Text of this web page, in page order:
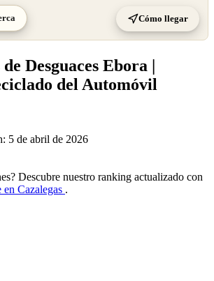
Cómo llegar
Desguaces Ebora |
del Automóvil
5 de abril de 2026
Descubre nuestro ranking actualizado con
en Cazalegas .